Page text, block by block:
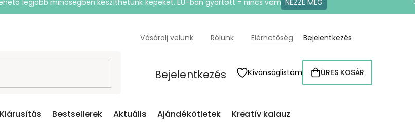
legjobb minőségben készíthetünk képeket. EU-ban gyártott = nincs vám NÉZZE MEG
Vásárolj velünk Rólunk Elérhetőség Bejelentkezés
Bejelentkezés Kívánságlistám KOSÁR
ÜRES KOSÁR
Kiárusítás Bestsellerek Aktuális Ajándékötletek Kreatív kalauz